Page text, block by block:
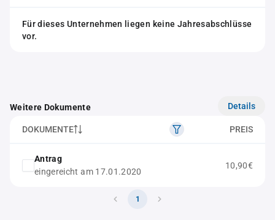
Für dieses Unternehmen liegen keine Jahresabschlüsse
vor.
Weitere Dokumente Details
DOKUMENTE PREIS
Antrag
eingereicht am 17.01.2020
10,90€
1